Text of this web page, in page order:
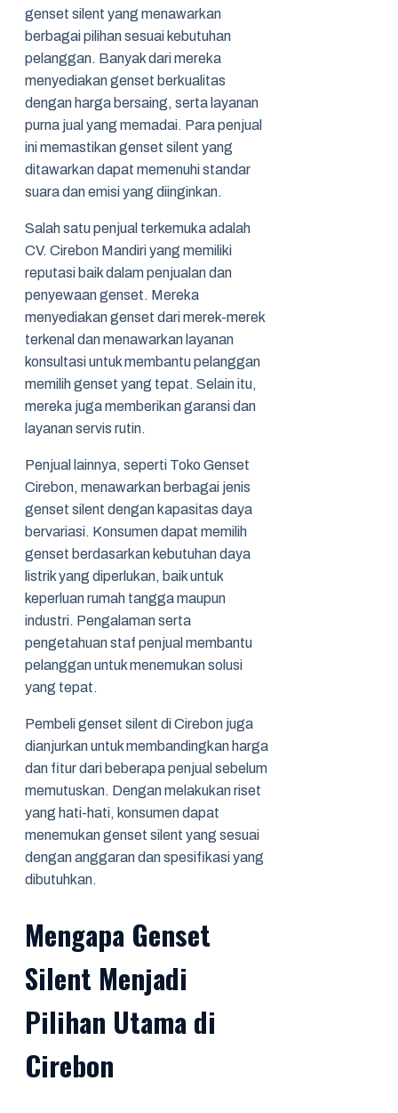
genset silent yang menawarkan
berbagai pilihan sesuai kebutuhan
pelanggan. Banyak dari mereka
menyediakan genset berkualitas
dengan harga bersaing, serta layanan
purna jual yang memadai. Para penjual
ini memastikan genset silent yang
ditawarkan dapat memenuhi standar
suara dan emisi yang diinginkan.
Salah satu penjual terkemuka adalah
CV. Cirebon Mandiri yang memiliki
reputasi baik dalam penjualan dan
penyewaan genset. Mereka
menyediakan genset dari merek-merek
terkenal dan menawarkan layanan
konsultasi untuk membantu pelanggan
memilih genset yang tepat. Selain itu,
mereka juga memberikan garansi dan
layanan servis rutin.
Penjual lainnya, seperti Toko Genset
Cirebon, menawarkan berbagai jenis
genset silent dengan kapasitas daya
bervariasi. Konsumen dapat memilih
genset berdasarkan kebutuhan daya
listrik yang diperlukan, baik untuk
keperluan rumah tangga maupun
industri. Pengalaman serta
pengetahuan staf penjual membantu
pelanggan untuk menemukan solusi
yang tepat.
Pembeli genset silent di Cirebon juga
dianjurkan untuk membandingkan harga
dan fitur dari beberapa penjual sebelum
memutuskan. Dengan melakukan riset
yang hati-hati, konsumen dapat
menemukan genset silent yang sesuai
dengan anggaran dan spesifikasi yang
dibutuhkan.
Mengapa Genset
Silent Menjadi
Pilihan Utama di
Cirebon